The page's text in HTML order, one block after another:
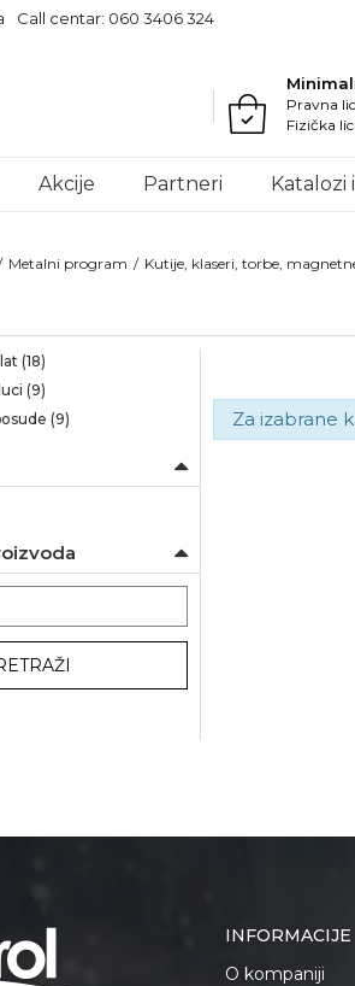
Call centar: 060 3406 324
Pravna
Fizička
Akcije Partneri Katalozi
Metalni program Kutije, klaseri, torbe,
(18)
(9)
(9) Za izabrane
INFORMACIJE
O kompaniji